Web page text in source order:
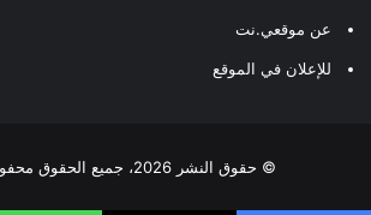
عن موقعي.نت
للإعلان في الموقع
© حقوق النشر 2026، جميع الحقوق محفوظة |